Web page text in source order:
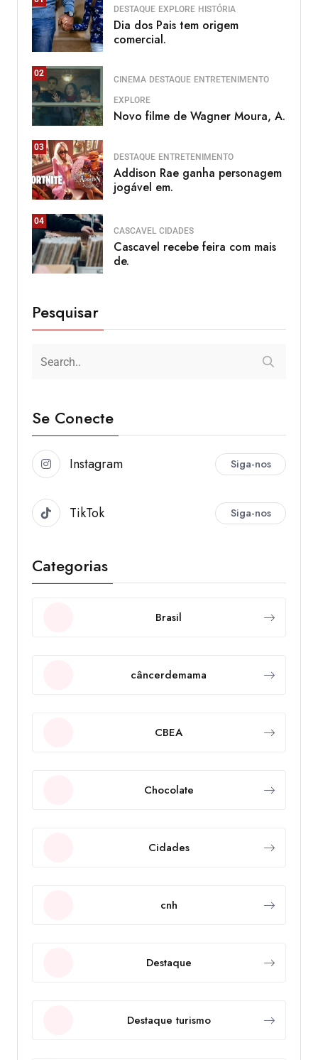
DESTAQUE EXPLORE HISTÓRIA
Dia dos Pais tem origem
comercial.
02
CINEMA DESTAQUE ENTRETENIMENTO
EXPLORE
Novo filme de Wagner Moura, A.
03
DESTAQUE ENTRETENIMENTO
Addison Rae ganha personagem
jogável em.
04
CASCAVEL CIDADES
Cascavel recebe feira com mais
de.
Pesquisar
Se Conecte
Instagram Siga-nos
TikTok Siga-nos
Categorias
Brasil
câncerdemama
CBEA
Chocolate
Cidades
cnh
Destaque
Destaque turismo